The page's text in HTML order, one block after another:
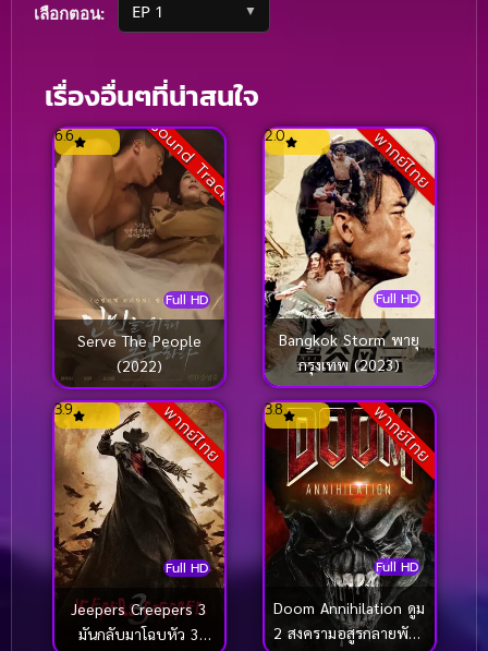
เลือกตอน: ▼
เรื่องอื่นๆที่น่าสนใจ
Sound Track
Full HD
6.6
Serve The People
(2022)
พากย์ไทย
Full HD
2.0
Bangkok Storm พายุ
กรุงเทพ (2023)
พากย์ไทย
Full HD
3.9
Jeepers Creepers 3
มันกลับมาโฉบหัว 3
พากย์ไทย
Full HD
3.8
Doom Annihilation ดูม
2 สงครามอสูรกลายพันธุ์